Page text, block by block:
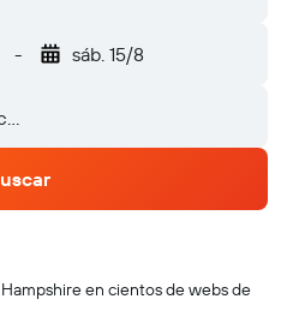
- sáb. 15/8
en cientos de webs de